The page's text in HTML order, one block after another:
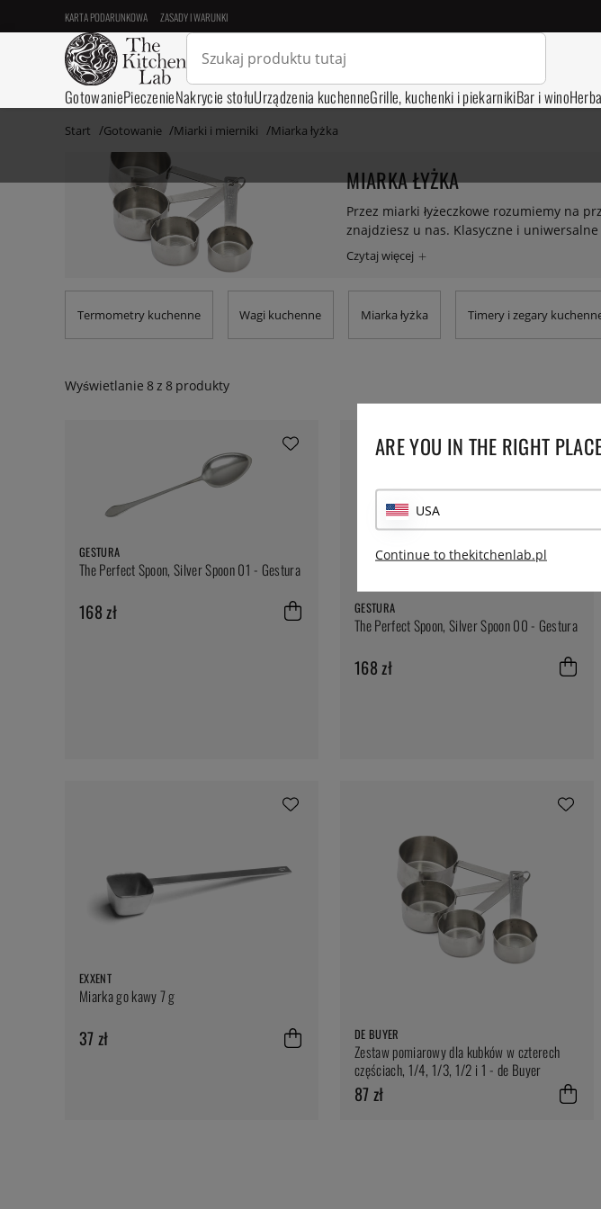
KARTA PODARUNKOWA ZASADY I WARUNKI
GotowaniePieczenieNakrycie stołuUrządzenia kuchenneGrille, kuchenki i piekarnikiBar i wino
Start Gotowanie Miarki i mierniki Miarka łyżka
MIARKA ŁYŻKA
Przez miarki łyżeczkowe rozumiemy na
znajdziesz u nas. Klasyczne i
ułatwią pieczenie lub gotowanie. Dzięki
kuchennej szufladzie i są zawsze gotowe
Termometry kuchenne Wagi kuchenne Miarka łyżka Timery i zegary
Wyświetlanie 8 z 8 produkty
GESTURA
The Perfect Spoon, Silver Spoon 01 - Gestura
168 zł GESTURA
The Perfect Spoon, Silver Spoon 00 - Gestura
168 zł
EXXENT
Miarka go kawy 7 g
37 zł DE BUYER
Zestaw pomiarowy dla kubków w czterech
częściach, 1/4, 1/3, 1/2 i 1 - de Buyer
87 zł
ARE YOU IN THE RIGHT
USA
Continue to thekitchenlab.pl